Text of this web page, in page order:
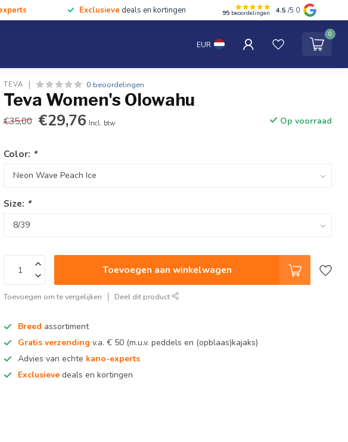
Exclusieve deals en kortingen 95 beoordelingen 4.5 /5.0
EUR
0
Cursussen & Tochten Tentipi Blog Spaar punten
Contact
TEVA 0 beoordelingen
Teva Women's Olowahu
€35,00 €29,76 Incl. btw Op voorraad
Color: *
Size: *
Toevoegen aan winkelwagen
Toevoegen om te vergelijken Deel dit product
Breed assortiment
Gratis verzending v.a. € 50 (m.u.v. peddels en (opblaas)kajaks)
Advies van echte kano-experts
Exclusieve deals en kortingen